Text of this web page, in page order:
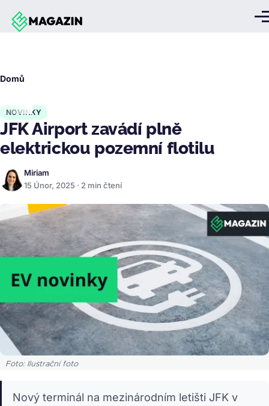
Přejít k hlavnímu obsahu
Domů
NOVINKY
JFK Airport zavádí plně
elektrickou pozemní flotilu
Miriam
15 Únor, 2025 · 2 min čtení
Foto: Ilustrační foto
Nový terminál na mezinárodním letišti JFK v